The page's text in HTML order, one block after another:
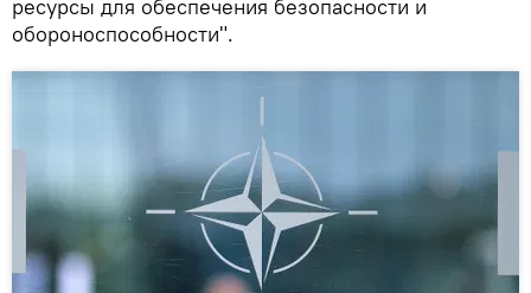
ресурсы для обеспечения безопасности и
обороноспособности".